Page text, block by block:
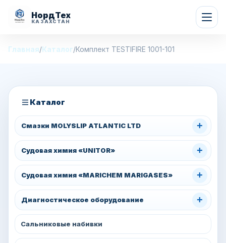
НордТех
КАЗАХСТАН
Главная/Каталог/Комплект TESTIFIRE 1001-101
Каталог
Смазки MOLYSLIP ATLANTIC LTD +
Судовая химия «UNITOR» +
Судовая химия «MARICHEM MARIGASES» +
Диагностическое оборудование +
Сальниковые набивки